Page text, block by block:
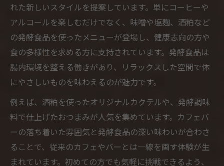
カフェバーで体にやさしい発酵食をゆった
り堪能
発酵食品が彩るカフェバーのくつろぎ空間
体験
カフェバーの発酵食で心も体もリフレッシ
ュ
カフェバーで選ぶ体にやさしい発酵食のポ
イント
くつろげるカフェバーで発酵食品の魅力を
再発見
れた新しいスタイルを提案しています。単にコーヒーや
アルコールを楽しむだけでなく、味噌や塩麹、酒粕など
の発酵食品を使ったメニューが登場し、健康志向の方や
食の多様性を求める方に支持されています。発酵食品は
腸内環境を整える働きがあり、リラックスした空間で体
にやさしいものを味わえるのが魅力です。
例えば、酒粕を使ったオリジナルカクテルや、発酵調味
料で仕上げたおつまみが人気を集めています。カフェバ
ーの落ち着いた雰囲気と発酵食品の深い味わいが合わさ
ることで、従来のカフェやバーとは一線を画す体験が生
まれています。初めての方でも気軽に挑戦できるよう、